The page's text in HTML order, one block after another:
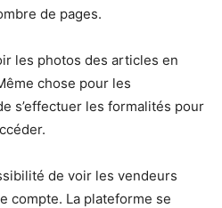
de pages.
les photos des articles en
chose pour les
s’effectuer les formalités pour
de voir les vendeurs
compte. La plateforme se